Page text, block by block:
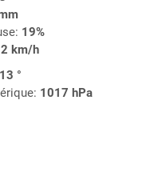
19%
km/h
13 °
1017 hPa